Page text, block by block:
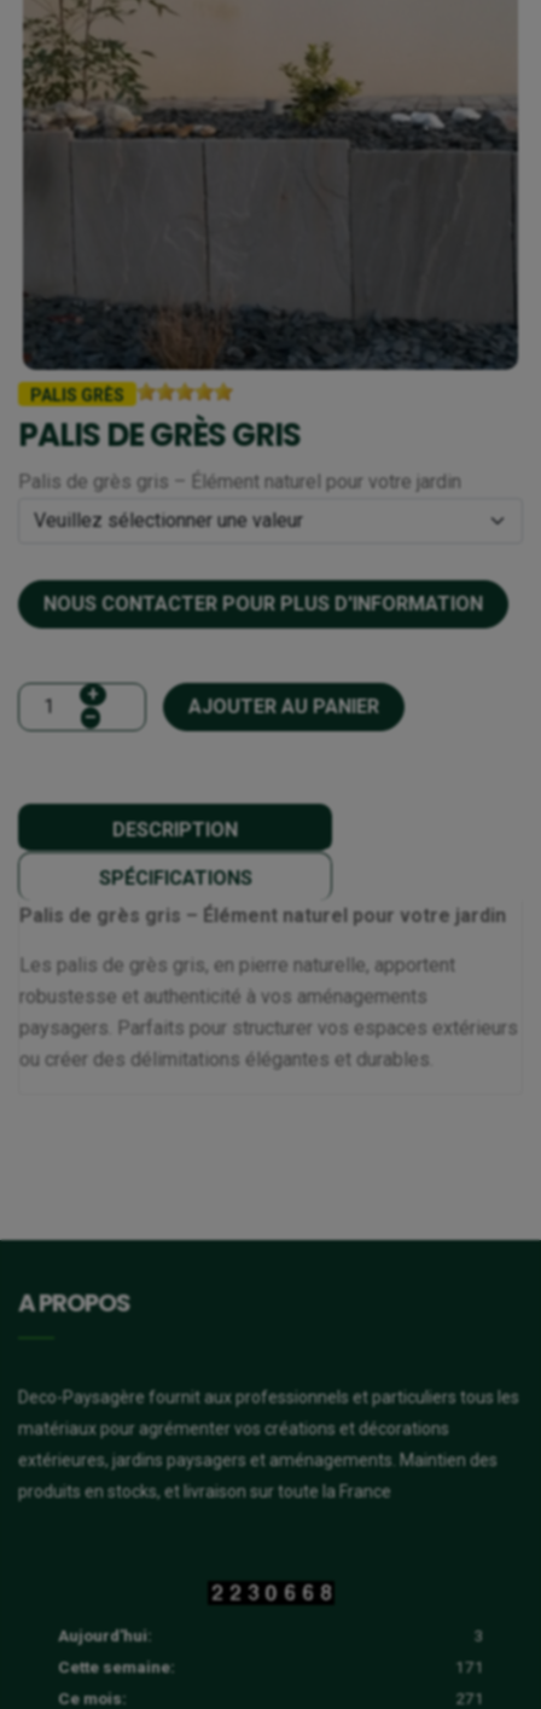
PALIS GRÈS
PALIS DE GRÈS GRIS
Palis de grès gris – Élément naturel pour votre jardin
NOUS CONTACTER POUR PLUS D'INFORMATION
+
–
AJOUTER AU PANIER
DESCRIPTION
SPÉCIFICATIONS
Palis de grès gris – Élément naturel pour votre jardin
Les palis de grès gris, en pierre naturelle, apportent
robustesse et authenticité à vos aménagements
paysagers. Parfaits pour structurer vos espaces extérieurs
ou créer des délimitations élégantes et durables.
A PROPOS
Deco-Paysagère fournit aux professionnels et particuliers tous les
matériaux pour agrémenter vos créations et décorations
extérieures, jardins paysagers et aménagements. Maintien des
produits en stocks, et livraison sur toute la France
Aujourd'hui:
3
Cette semaine:
171
Ce mois:
271